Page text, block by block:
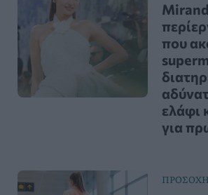
που
ελάφι
για
ΠΡΟΣΟΧΗ